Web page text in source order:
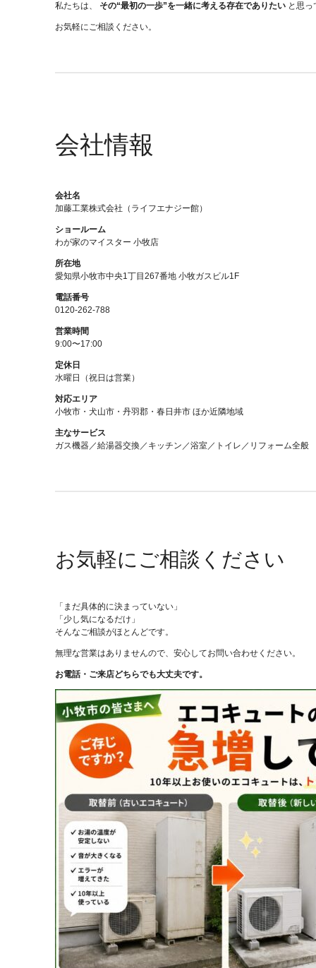
私たちは、 その“最初の一歩”を一緒に考える存在でありたい と思
お気軽にご相談ください。
会社情報
会社名
加藤工業株式会社（ライフエナジー館）
ショールーム
わが家のマイスター 小牧店
所在地
愛知県小牧市中央1丁目267番地 小牧ガスビル1F
電話番号
0120-262-788
営業時間
9:00〜17:00
定休日
水曜日（祝日は営業）
対応エリア
小牧市・犬山市・丹羽郡・春日井市 ほか近隣地域
主なサービス
ガス機器／給湯器交換／キッチン／浴室／トイレ／リフォーム全般
お気軽にご相談ください
「まだ具体的に決まっていない」
「少し気になるだけ」
そんなご相談がほとんどです。
無理な営業はありませんので、安心してお問い合わせください。
お電話・ご来店どちらでも大丈夫です。